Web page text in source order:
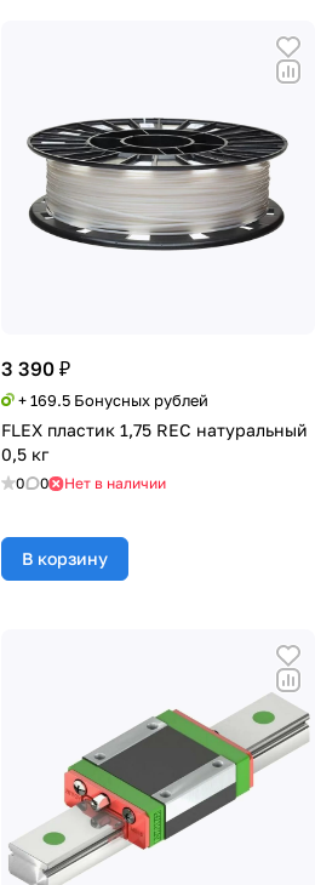
3 390 ₽
+ 169.5 Бонусных рублей
FLEX пластик 1,75 REC натуральный
0,5 кг
0 0 Нет в наличии
В корзину